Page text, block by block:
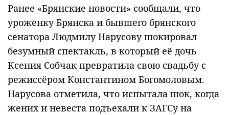
Ранее «Брянские новости» сообщали, что
уроженку Брянска и бывшего брянского
сенатора Людмилу Нарусову шокировал
безумный спектакль, в который её дочь
Ксения Собчак превратила свою свадьбу с
режиссёром Константином Богомоловым.
Нарусова отметила, что испытала шок, когда
жених и невеста подъехали к ЗАГСу на